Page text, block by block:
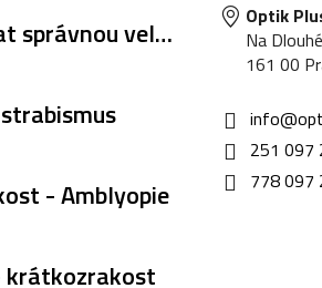
správnou velik
- Amblyopie
krátkozrakost
Optik
Na
161 00
info@
251 097
778 097